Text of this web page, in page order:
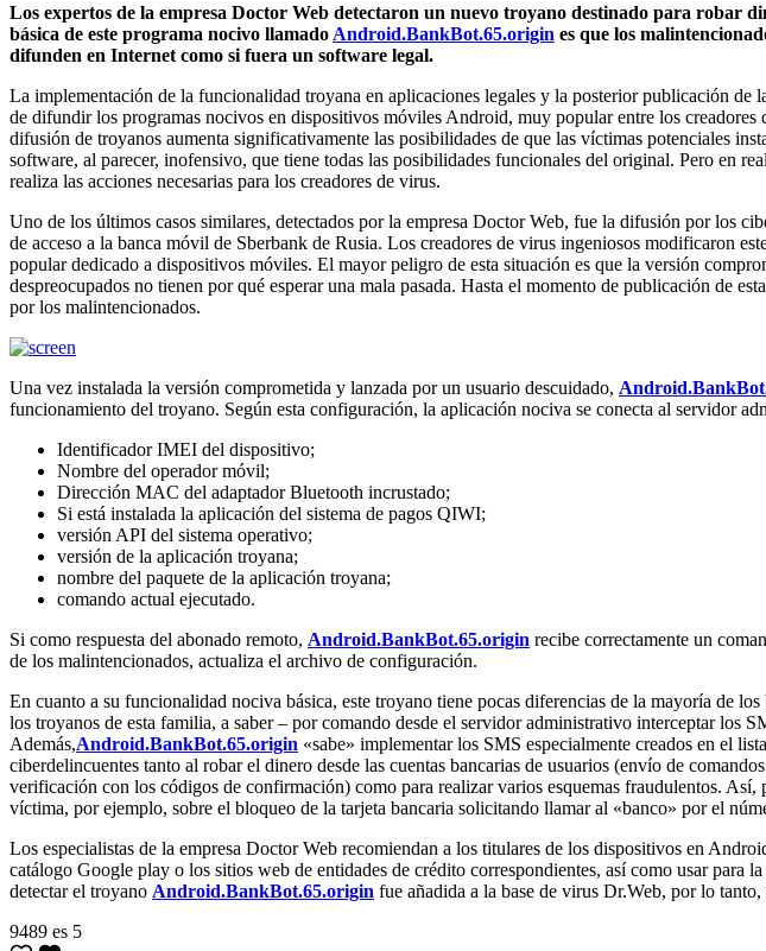
Los expertos de la empresa Doctor Web detectaron un nuevo troyano destinado para robar
básica de este programa nocivo llamado Android.BankBot.65.origin es que los
difunden en Internet como si fuera un software legal.
La implementación de la funcionalidad troyana en aplicaciones legales y la posterior publicación
de difundir los programas nocivos en dispositivos móviles Android, muy popular entre los
difusión de troyanos aumenta significativamente las posibilidades de que las víctimas potenciales
software, al parecer, inofensivo, que tiene todas las posibilidades funcionales del original. Pero en
realiza las acciones necesarias para los creadores de virus.
Uno de los últimos casos similares, detectados por la empresa Doctor Web, fue la difusión por los
de acceso a la banca móvil de Sberbank de Rusia. Los creadores de virus ingeniosos modificaron
popular dedicado a dispositivos móviles. El mayor peligro de esta situación es que la versión
despreocupados no tienen por qué esperar una mala pasada. Hasta el momento de publicación de
por los malintencionados.
Una vez instalada la versión comprometida y lanzada por un usuario descuidado,
funcionamiento del troyano. Según esta configuración, la aplicación nociva se conecta al servidor
Identificador IMEI del dispositivo;
Nombre del operador móvil;
Dirección MAC del adaptador Bluetooth incrustado;
Si está instalada la aplicación del sistema de pagos QIWI;
versión API del sistema operativo;
versión de la aplicación troyana;
nombre del paquete de la aplicación troyana;
comando actual ejecutado.
Si como respuesta del abonado remoto, Android.BankBot.65.origin recibe correctamente un
de los malintencionados, actualiza el archivo de configuración.
En cuanto a su funcionalidad nociva básica, este troyano tiene pocas diferencias de la mayoría de
los troyanos de esta familia, a saber – por comando desde el servidor administrativo interceptar los
Además,Android.BankBot.65.origin «sabe» implementar los SMS especialmente creados en el
ciberdelincuentes tanto al robar el dinero desde las cuentas bancarias de usuarios (envío de
verificación con los códigos de confirmación) como para realizar varios esquemas fraudulentos.
víctima, por ejemplo, sobre el bloqueo de la tarjeta bancaria solicitando llamar al «banco» por el
Los especialistas de la empresa Doctor Web recomiendan a los titulares de los dispositivos en
catálogo Google play o los sitios web de entidades de crédito correspondientes, así como usar para
detectar el troyano Android.BankBot.65.origin fue añadida a la base de virus Dr.Web, por lo
9489 es 5